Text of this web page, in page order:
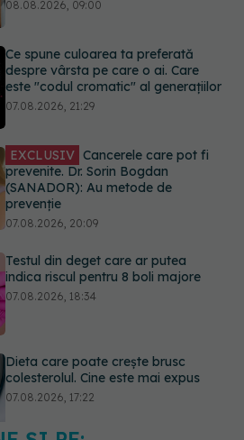
07.08.2026, 21:29
EXCLUSIV Cancerele care pot fi
prevenite. Dr. Sorin Bogdan
(SANADOR): Au metode de
prevenție
Testul din deget care ar putea
indica riscul pentru 8 boli majore
07.08.2026, 18:34
Dieta care poate crește brusc
colesterolul. Cine este mai expus
07.08.2026, 17:22
Ceaiul care ajută organismul să
lupte cu inflamația. Poate regla
glicemia și colesterolul
ȘI PE: